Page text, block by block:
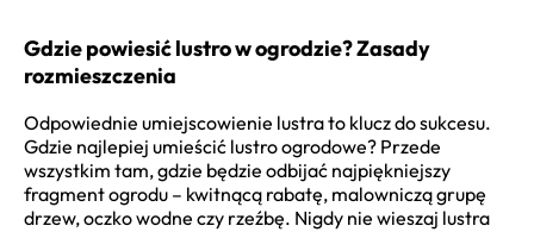
Gdzie powiesić lustro w ogrodzie? Zasady
rozmieszczenia
Odpowiednie umiejscowienie lustra to klucz do sukcesu.
Gdzie najlepiej umieścić lustro ogrodowe? Przede
wszystkim tam, gdzie będzie odbijać najpiękniejszy
fragment ogrodu – kwitnącą rabatę, malowniczą grupę
drzew, oczko wodne czy rzeźbę. Nigdy nie wieszaj lustra